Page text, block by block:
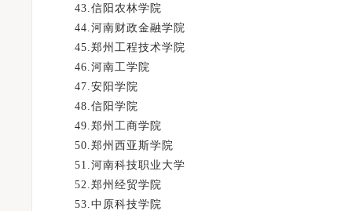
43.信阳农林学院
44.河南财政金融学院
45.郑州工程技术学院
46.河南工学院
47.安阳学院
48.信阳学院
49.郑州工商学院
50.郑州西亚斯学院
51.河南科技职业大学
52.郑州经贸学院
53.中原科技学院